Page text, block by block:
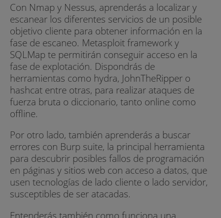
Con Nmap y Nessus, aprenderás a localizar y
escanear los diferentes servicios de un posible
objetivo cliente para obtener información en la
fase de escaneo. Metasploit framework y
SQLMap te permitirán conseguir acceso en la
fase de explotación. Dispondrás de
herramientas como hydra, JohnTheRipper o
hashcat entre otras, para realizar ataques de
fuerza bruta o diccionario, tanto online como
offline.
Por otro lado, también aprenderás a buscar
errores con Burp suite, la principal herramienta
para descubrir posibles fallos de programación
en páginas y sitios web con acceso a datos, que
usen tecnologías de lado cliente o lado servidor,
susceptibles de ser atacadas.
Entenderás también como funciona una